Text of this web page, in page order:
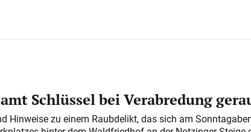
Schlüssel bei Verabredung
Hinweise zu einem Raubdelikt, das sich am